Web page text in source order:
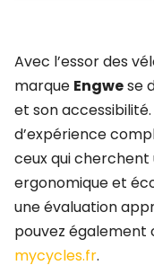
Avec l’essor des
marque Engwese
et son
d’expérience
ceux qui
ergonomique et
une évaluation
pouvez également
mycycles.fr.